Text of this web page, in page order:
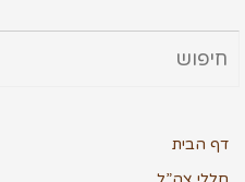
דף הבית